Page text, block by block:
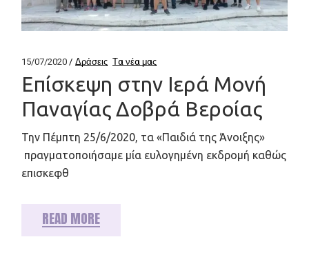
15/07/2020 Δράσεις Τα νέα μας
Επίσκεψη στην Ιερά Μονή
Παναγίας Δοβρά Βεροίας
Την Πέμπτη 25/6/2020, τα «Παιδιά της Άνοιξης»
πραγματοποιήσαμε μία ευλογημένη εκδρομή καθώς
επισκεφθ
READ MORE